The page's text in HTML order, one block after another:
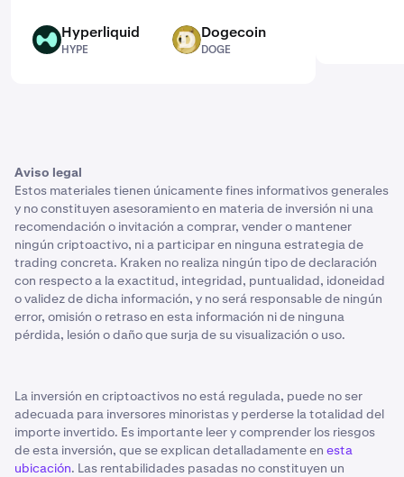
HYPE Hyperliquid
HYPE
DOGE Dogecoin
DOGE
Aviso legal
Estos materiales tienen únicamente fines informativos generales
y no constituyen asesoramiento en materia de inversión ni una
recomendación o invitación a comprar, vender o mantener
ningún criptoactivo, ni a participar en ninguna estrategia de
trading concreta. Kraken no realiza ningún tipo de declaración
con respecto a la exactitud, integridad, puntualidad, idoneidad
o validez de dicha información, y no será responsable de ningún
error, omisión o retraso en esta información ni de ninguna
pérdida, lesión o daño que surja de su visualización o uso.
La inversión en criptoactivos no está regulada, puede no ser
adecuada para inversores minoristas y perderse la totalidad del
importe invertido. Es importante leer y comprender los riesgos
de esta inversión, que se explican detalladamente en esta
ubicación. Las rentabilidades pasadas no constituyen un